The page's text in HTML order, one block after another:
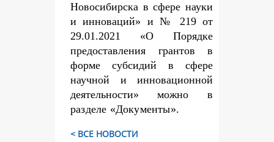
Новосибирска в сфере науки
и инноваций» и № 219 от
29.01.2021 «О Порядке
предоставления грантов в
форме субсидий в сфере
научной и инновационной
деятельности» можно в
разделе «Документы».
< ВСЕ НОВОСТИ